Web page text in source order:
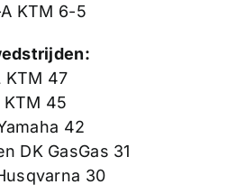
KTM 6-5
KTM 47
45
42
DK GasGas 31
30